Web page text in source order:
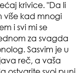
krivice. "Da li
više kad mnogi
i svi mi se
za svagda
Sasvim je u
reč, a vaša